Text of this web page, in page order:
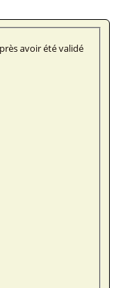
avoir été validé